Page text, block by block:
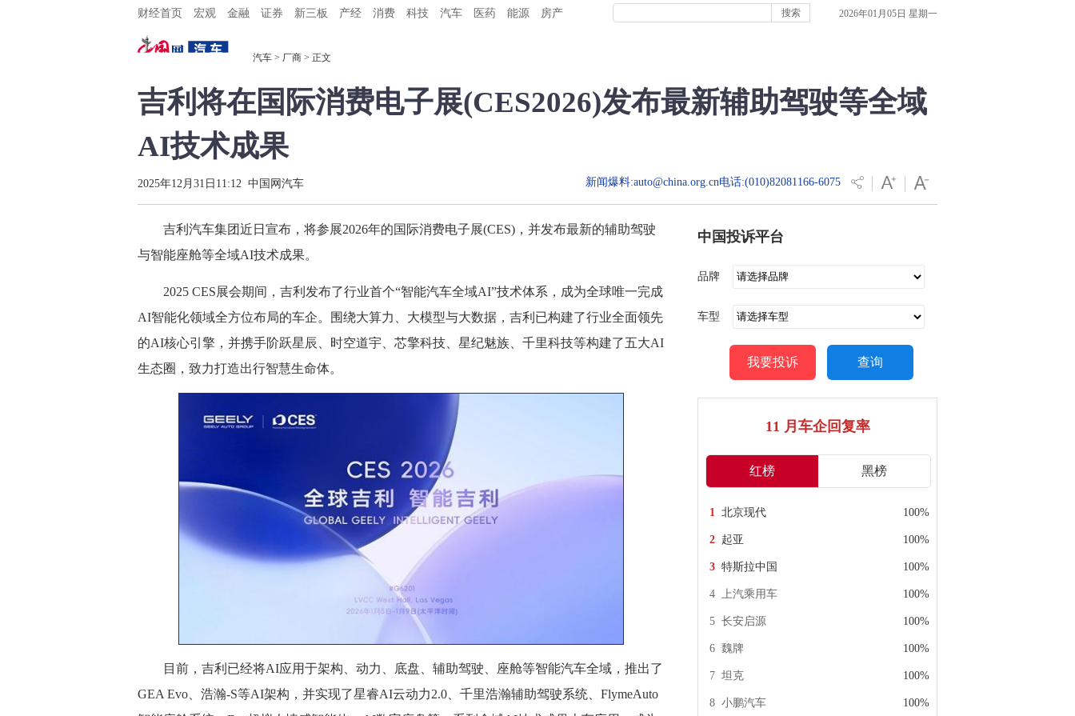
2026年01月05日 星期一
财经首页 宏观 金融 证券 新三板 产经 消费 科技 汽车 医药 能源 房产
汽车 > 厂商 > 正文
吉利将在国际消费电子展(CES2026)发布最新辅助驾驶等全域
AI技术成果
2025年12月31日11:12 中国网汽车 新闻爆料:auto@china.org.cn电话:(010)82081166-6075
吉利汽车集团近日宣布，将参展2026年的国际消费电子展(CES)，并发布最新的辅助驾驶
与智能座舱等全域AI技术成果。
2025 CES展会期间，吉利发布了行业首个“智能汽车全域AI”技术体系，成为全球唯一完成
AI智能化领域全方位布局的车企。围绕大算力、大模型与大数据，吉利已构建了行业全面领先
的AI核心引擎，并携手阶跃星辰、时空道宇、芯擎科技、星纪魅族、千里科技等构建了五大AI
生态圈，致力打造出行智慧生命体。
目前，吉利已经将AI应用于架构、动力、底盘、辅助驾驶、座舱等智能汽车全域，推出了
GEA Evo、浩瀚-S等AI架构，并实现了星睿AI云动力2.0、千里浩瀚辅助驾驶系统、FlymeAuto
中国投诉平台
品牌
车型
我要投诉 查询
11 月车企回复率
红榜 黑榜
北京现代 100%
起亚 100%
特斯拉中国 100%
上汽乘用车 100%
长安启源 100%
魏牌 100%
坦克 100%
小鹏汽车 100%